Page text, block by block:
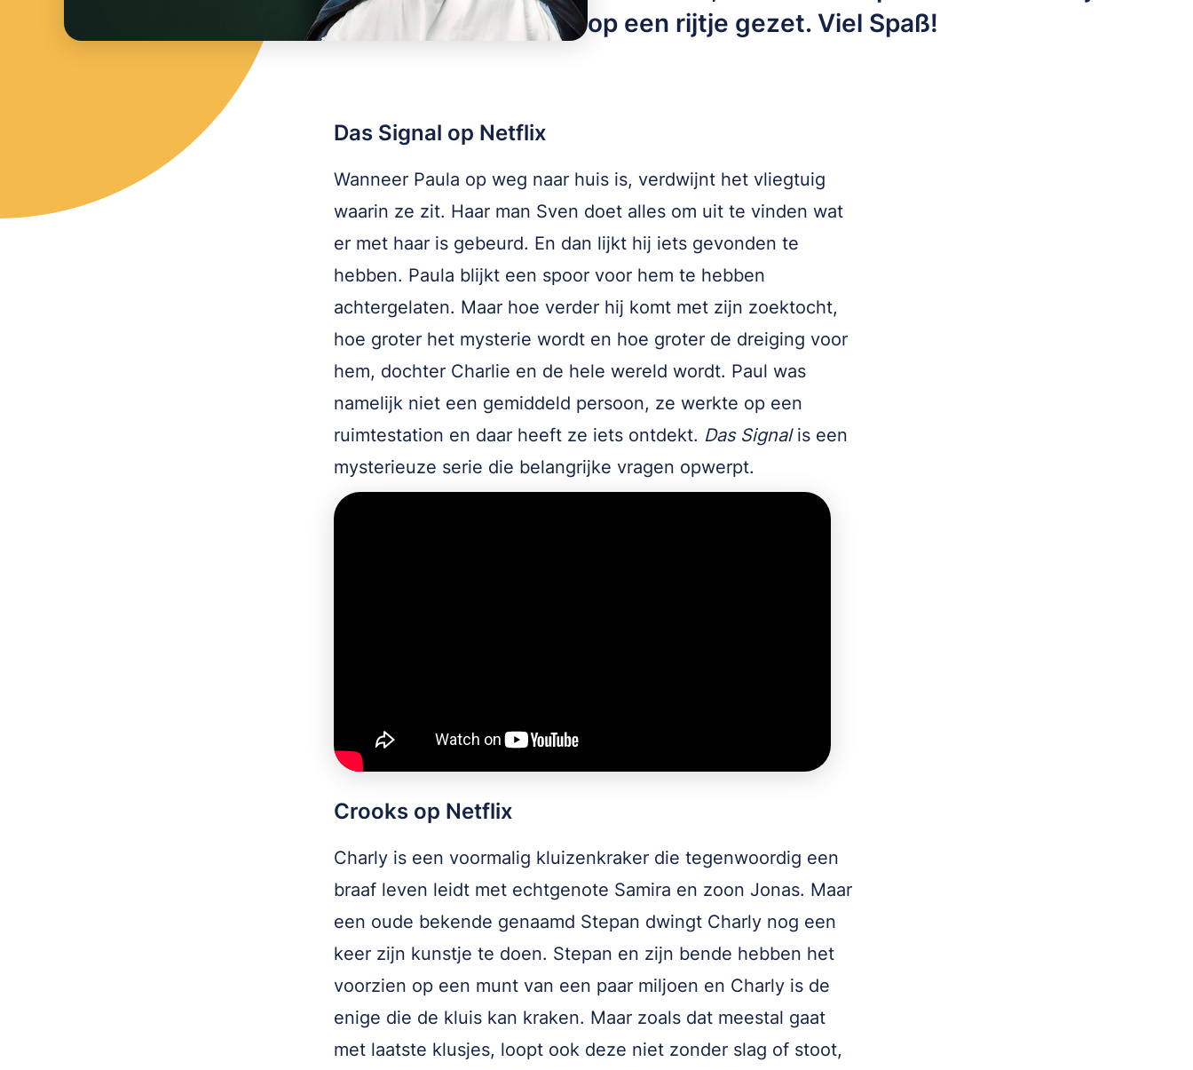
op een rijtje gezet. Viel Spaß!
Das Signal op Netflix
Wanneer Paula op weg naar huis is, verdwijnt het vliegtuig
waarin ze zit. Haar man Sven doet alles om uit te vinden wat
er met haar is gebeurd. En dan lijkt hij iets gevonden te
hebben. Paula blijkt een spoor voor hem te hebben
achtergelaten. Maar hoe verder hij komt met zijn zoektocht,
hoe groter het mysterie wordt en hoe groter de dreiging voor
hem, dochter Charlie en de hele wereld wordt. Paul was
namelijk niet een gemiddeld persoon, ze werkte op een
ruimtestation en daar heeft ze iets ontdekt. Das Signalis een
mysterieuze serie die belangrijke vragen opwerpt.
Crooks op Netflix
Charly is een voormalig kluizenkraker die tegenwoordig een
braaf leven leidt met echtgenote Samira en zoon Jonas. Maar
een oude bekende genaamd Stepan dwingt Charly nog een
keer zijn kunstje te doen. Stepan en zijn bende hebben het
voorzien op een munt van een paar miljoen en Charly is de
enige die de kluis kan kraken. Maar zoals dat meestal gaat
met laatste klusjes, loopt ook deze niet zonder slag of stoot,